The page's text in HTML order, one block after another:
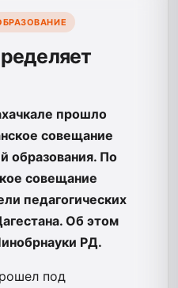
прошло
совещание
образования. По
совещание
педагогических
Об этом
РД.
под